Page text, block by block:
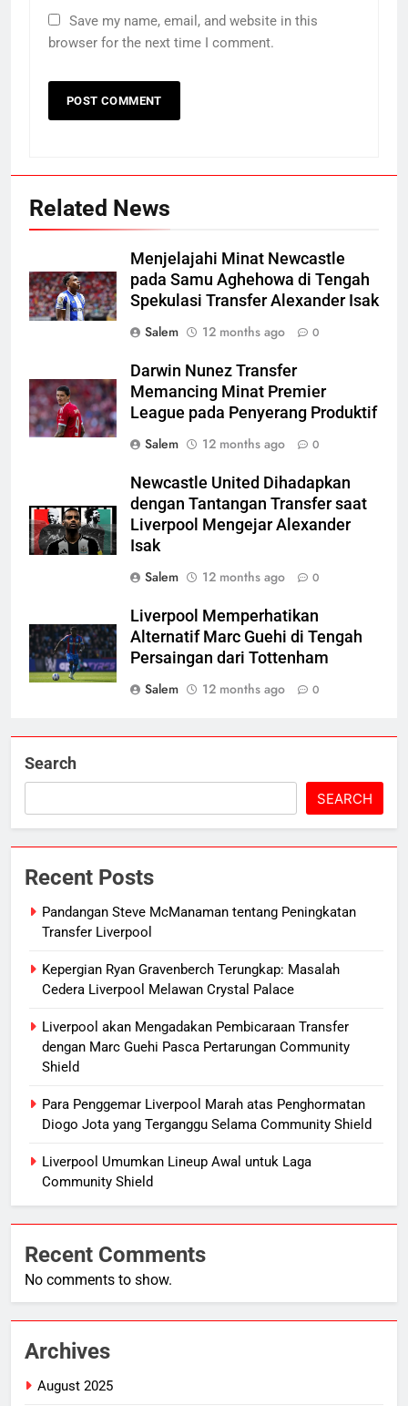
Save my name, email, and website in this
browser for the next time I comment.
Related News
Menjelajahi Minat Newcastle
pada Samu Aghehowa di Tengah
Spekulasi Transfer Alexander Isak
Salem
12 months ago 0
Darwin Nunez Transfer
Memancing Minat Premier
League pada Penyerang Produktif
Salem
12 months ago 0
Newcastle United Dihadapkan
dengan Tantangan Transfer saat
Liverpool Mengejar Alexander
Isak
Salem
12 months ago 0
Liverpool Memperhatikan
Alternatif Marc Guehi di Tengah
Persaingan dari Tottenham
Salem
12 months ago 0
Search
SEARCH
Recent Posts
Pandangan Steve McManaman tentang Peningkatan
Transfer Liverpool
Kepergian Ryan Gravenberch Terungkap: Masalah
Cedera Liverpool Melawan Crystal Palace
Liverpool akan Mengadakan Pembicaraan Transfer
dengan Marc Guehi Pasca Pertarungan Community
Shield
Para Penggemar Liverpool Marah atas Penghormatan
Diogo Jota yang Terganggu Selama Community Shield
Liverpool Umumkan Lineup Awal untuk Laga
Community Shield
Recent Comments
No comments to show.
Archives
August 2025